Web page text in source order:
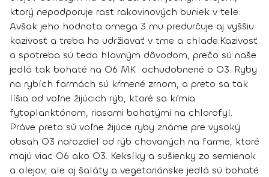
ktorý nepodporuje rast rakovinových buniek v tele.
Avšak jeho hodnota omega 3 mu predurčuje aj vyššiu
kazivosť a treba ho udržiavať v tme a chlade.Kazivosť
a spotreba sú teda hlavným dôvodom, prečo sú naše
jedlá tak bohaté na O6 MK ochudobnené o O3. Ryby
na rybích farmách sú kŕmené zrnom, a preto sa tak
líšia od voľne žijúcich rýb, ktoré sa kŕmia
fytoplanktónom, riasami bohatými na chlorofyl.
Práve preto sú voľne žijúce ryby známe pre vysoký
obsah O3 narozdiel od rýb chovaných na farme, ktoré
majú viac O6 ako O3. Keksíky a sušienky zo semienok
a olejov, ale aj šaláty a vegetariánske jedlá sú bohaté